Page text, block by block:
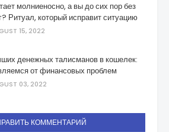
молниеносно, а вы до сих пор без
Ритуал, который исправит ситуацию
15, 2022
денежных талисманов в кошелек:
от финансовых проблем
03, 2022
КОММЕНТАРИЙ